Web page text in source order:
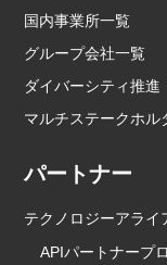
国内事業所一覧
グループ会社一覧
ダイバーシティ推進
マルチステークホル
パートナー
テクノロジーアライ
APIパートナープ